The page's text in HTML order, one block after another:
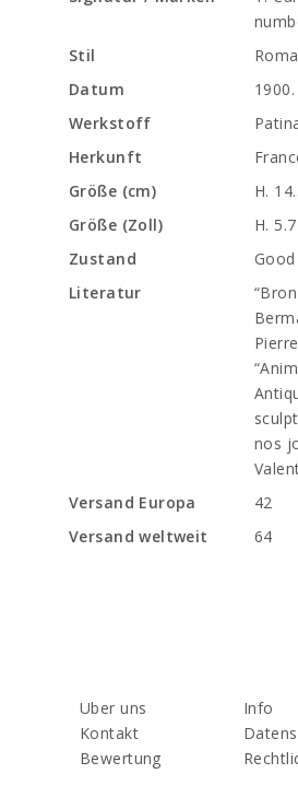
Stil
Datum
1900.
Werkstoff
Herkunft
Größe (cm)
H.
Größe (Zoll)
H.
Zustand
Literatur
nos
Versand Europa
42
Versand weltweit
64
Uber uns
Kontakt
Bewertung
Info